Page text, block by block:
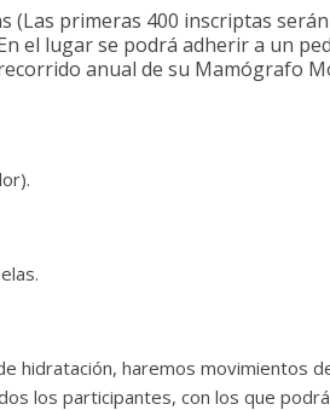
(Las primeras 400 inscriptas
el lugar se podrá adherir a un
anual de su Mamógrafo
hidratación, haremos movimientos
los participantes, con los que